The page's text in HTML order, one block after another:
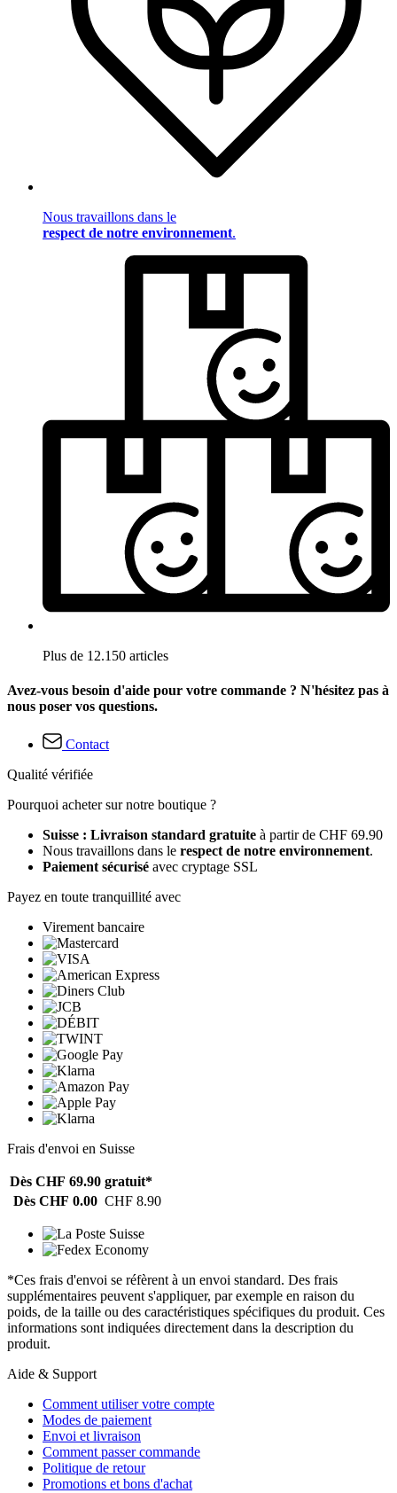
Nous travaillons dans le
respect de notre environnement.
Plus de 12.150 articles
Avez-vous besoin d'aide pour votre commande ? N'hésitez pas à
nous poser vos questions.
Contact
Qualité vérifiée
Pourquoi acheter sur notre boutique ?
Suisse : Livraison standard gratuite à partir de CHF 69.90
Nous travaillons dans le respect de notre environnement.
Paiement sécurisé avec cryptage SSL
Payez en toute tranquillité avec
Virement bancaire
Frais d'envoi en Suisse
Dès CHF 69.90 gratuit*
Dès CHF 0.00 CHF 8.90
*Ces frais d'envoi se réfèrent à un envoi standard. Des frais
supplémentaires peuvent s'appliquer, par exemple en raison du
poids, de la taille ou des caractéristiques spécifiques du produit. Ces
informations sont indiquées directement dans la description du
produit.
Aide & Support
Comment utiliser votre compte
Modes de paiement
Envoi et livraison
Comment passer commande
Politique de retour
Promotions et bons d'achat